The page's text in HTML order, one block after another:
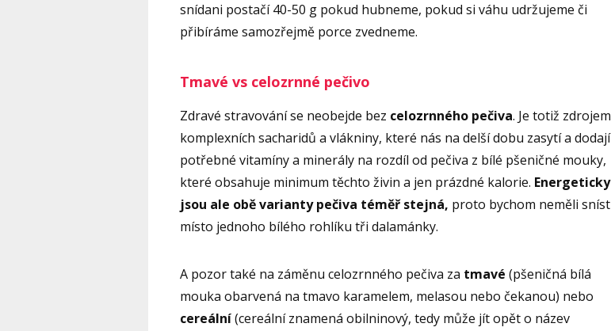
snídani postačí 40-50 g pokud hubneme, pokud si váhu udržujeme či
přibíráme samozřejmě porce zvedneme.
Tmavé vs celozrnné pečivo
Zdravé stravování se neobejde bez celozrnného pečiva. Je totiž zdrojem
komplexních sacharidů a vlákniny, které nás na delší dobu zasytí a dodají
potřebné vitamíny a minerály na rozdíl od pečiva z bílé pšeničné mouky,
které obsahuje minimum těchto živin a jen prázdné kalorie. Energeticky
jsou ale obě varianty pečiva téměř stejná, proto bychom neměli sníst
místo jednoho bílého rohlíku tři dalamánky.
A pozor také na záměnu celozrnného pečiva za tmavé (pšeničná bílá
mouka obarvená na tmavo karamelem, melasou nebo čekanou) nebo
cereální(cereální znamená obilninový, tedy může jít opět o název